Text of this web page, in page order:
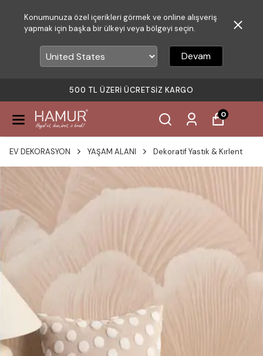
Konumunuza özel içerikleri görmek ve online alışveriş
yapmak için başka bir ülkeyi veya bölgeyi seçin.
Devam
500 TL ÜZERI ÜCRETSIZ KARGO
0
EV DEKORASYON YAŞAM ALANI Dekoratif Yastık & Kırlent